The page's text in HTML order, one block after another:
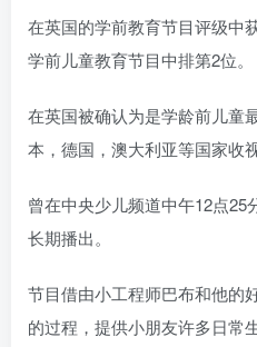
在英国的学前教育节目评级中
学前儿童教育节目中排第2位。
在英国被确认为是学龄前儿童
本，德国，澳大利亚等国家收
曾在中央少儿频道中午12点25
长期播出。
节目借由小工程师巴布和他的
的过程，提供小朋友许多日常